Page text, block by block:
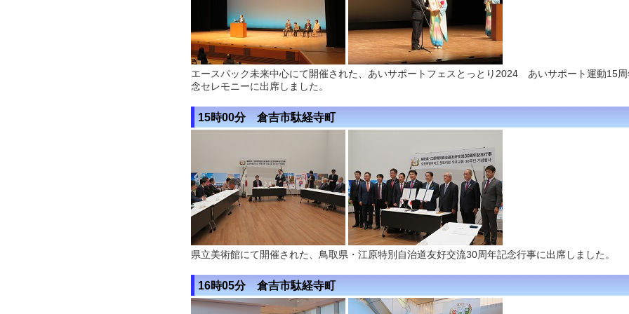
エースパック未来中心にて開催された、あいサポートフェスとっとり2024 あいサポート運動15
念セレモニーに出席しました。
15時00分 倉吉市駄経寺町
県立美術館にて開催された、鳥取県・江原特別自治道友好交流30周年記念行事に出席しました。
16時05分 倉吉市駄経寺町